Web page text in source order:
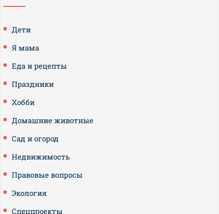
Дети
Я мама
Еда и рецепты
Праздники
Хобби
Домашние животные
Сад и огород
Недвижимость
Правовые вопросы
Экология
Спецпроекты